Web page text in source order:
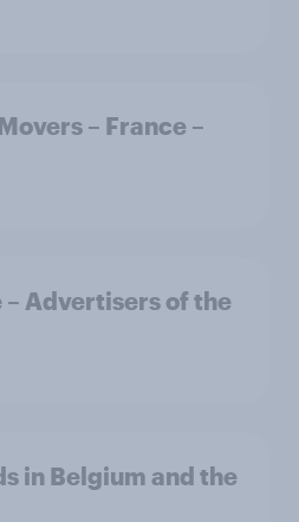
– France –
– Advertisers of the
in Belgium and the